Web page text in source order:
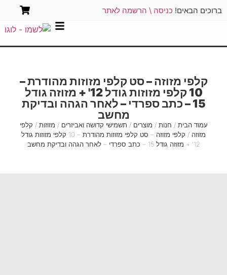
ברוכים הבאים! כניסה \ הרשמה לאתר
קלפי מזוזה – סט קלפי מזוזות מהודרת –
10 קלפי מזוזות גודל 12' + מזוזה גודל
15 – כתב ספרדי – לאחר הגהה ובדיקת
מחשב
עמוד הבית / חנות / מוצרים / תשמישי קדושה ואביזרים / מזוזות / קלפי
מזוזה
/ קלפי מזוזה – סט קלפי מזוזות מהודרת – 10 קלפי מזוזות גודל
12' + מזוזה גודל 15 – כתב ספרדי – לאחר הגהה ובדיקת מחשב